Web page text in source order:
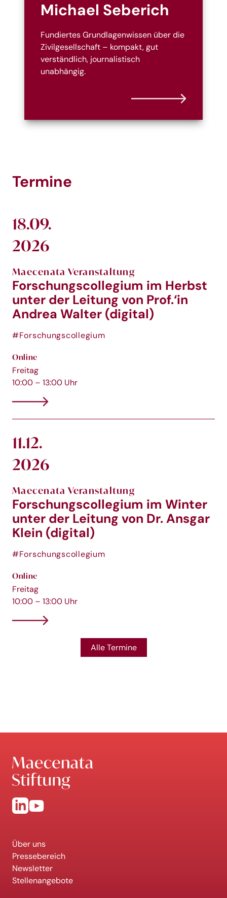
Michael Seberich
Fundiertes Grundlagenwissen über die
Zivilgesellschaft – kompakt, gut
verständlich, journalistisch
unabhängig.
Termine
18.09.
2026
Maecenata Veranstaltung
Forschungscollegium im Herbst
unter der Leitung von Prof.‘in
Andrea Walter (digital)
#Forschungscollegium
Online
Freitag
10:00 – 13:00 Uhr
11.12.
2026
Maecenata Veranstaltung
Forschungscollegium im Winter
unter der Leitung von Dr. Ansgar
Klein (digital)
#Forschungscollegium
Online
Freitag
10:00 – 13:00 Uhr
Alle Termine
Über uns
Pressebereich
Newsletter
Stellenangebote